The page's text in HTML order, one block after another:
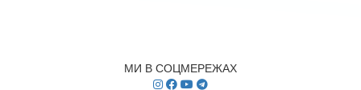
МИ В СОЦМЕРЕЖАХ